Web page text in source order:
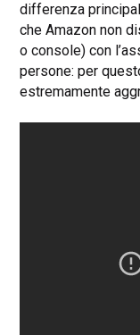
differenza
che Amazon non
o console) con
persone: per
estremamente